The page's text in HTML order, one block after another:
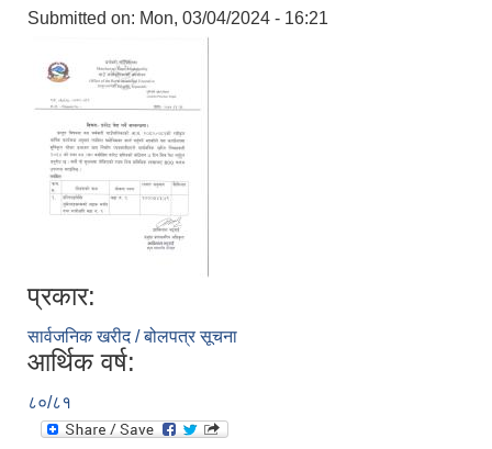
Submitted on: Mon, 03/04/2024 - 16:21
प्रकार:
सार्वजनिक खरीद / बोलपत्र सूचना
आर्थिक वर्ष:
८०/८१